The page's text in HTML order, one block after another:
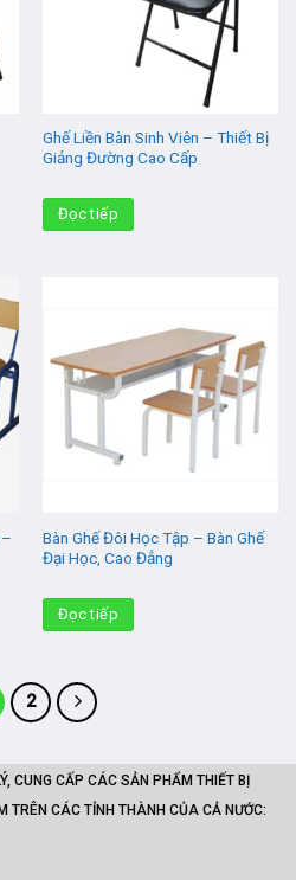
Ghế Liền Bàn Sinh Viên – Thiết Bị
Giảng Đường Cao Cấp
Đọc tiếp
Bàn Ghế Đôi Học Tập – Bàn Ghế
Đại Học, Cao Đẳng
Đọc tiếp
2
CUNG CẤP CÁC SẢN PHẨM THIẾT BỊ
TRÊN CÁC TỈNH THÀNH CỦA CẢ NƯỚC: